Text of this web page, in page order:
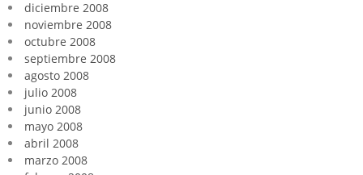
diciembre 2008
noviembre 2008
octubre 2008
septiembre 2008
agosto 2008
julio 2008
junio 2008
mayo 2008
abril 2008
marzo 2008